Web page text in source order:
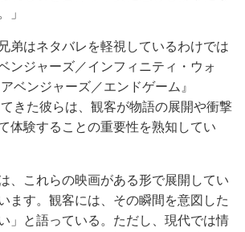
」
弟はネタバレを軽視しているわけでは
ンジャーズ／インフィニティ・ウォ
ベンジャーズ／エンドゲーム』
てきた彼らは、観客が物語の展開や衝撃
体験することの重要性を熟知してい
、これらの映画がある形で展開してい
ます。観客には、その瞬間を意図した
」と語っている。ただし、現代では情